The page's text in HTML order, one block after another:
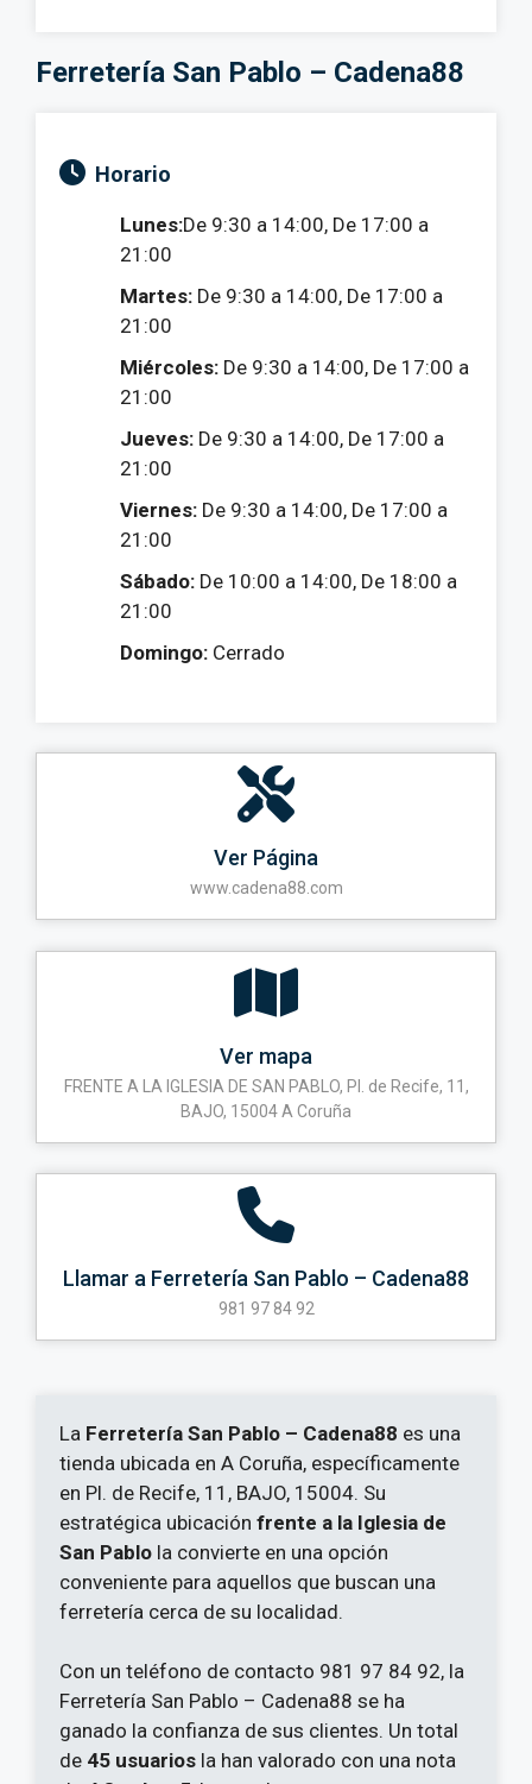
Ferretería San Pablo – Cadena88
Horario
Lunes:De 9:30 a 14:00, De 17:00 a
21:00
Martes: De 9:30 a 14:00, De 17:00 a
21:00
Miércoles: De 9:30 a 14:00, De 17:00 a
21:00
Jueves: De 9:30 a 14:00, De 17:00 a
21:00
Viernes: De 9:30 a 14:00, De 17:00 a
21:00
Sábado: De 10:00 a 14:00, De 18:00 a
21:00
Domingo: Cerrado
Ver Página
www.cadena88.com
Ver mapa
FRENTE A LA IGLESIA DE SAN PABLO, Pl. de Recife, 11,
BAJO, 15004 A Coruña
Llamar a Ferretería San Pablo – Cadena88
981 97 84 92
La Ferretería San Pablo – Cadena88 es una
tienda ubicada en A Coruña, específicamente
en Pl. de Recife, 11, BAJO, 15004. Su
estratégica ubicación frente a la Iglesia de
San Pablo la convierte en una opción
conveniente para aquellos que buscan una
ferretería cerca de su localidad.
Con un teléfono de contacto 981 97 84 92, la
Ferretería San Pablo – Cadena88 se ha
ganado la confianza de sus clientes. Un total
de 45 usuarios la han valorado con una nota